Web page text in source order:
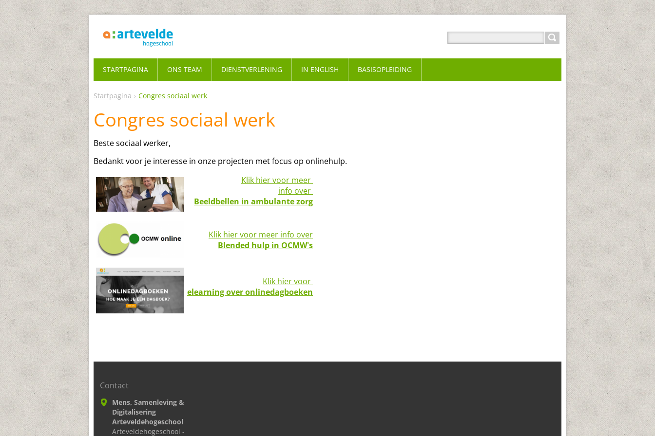
Startpagina Congres sociaal werk
Congres sociaal werk
Beste sociaal werker,
Bedankt voor je interesse in onze projecten met focus op onlinehulp.
Klik hier voor meer
info over
Beeldbellen in ambulante zorg
Klik hier voor meer info over
Blended hulp in OCMW's
Klik hier voor
elearning over onlinedagboeken
STARTPAGINA ONS TEAM DIENSTVERLENING IN ENGLISH BASISOPLEIDING
Contact
Mens, Samenleving &
Digitalisering
Arteveldehogeschool
Arteveldehogeschool -